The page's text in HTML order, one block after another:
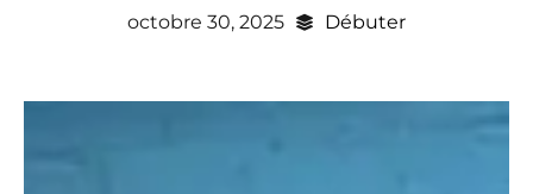
octobre 30, 2025 Débuter